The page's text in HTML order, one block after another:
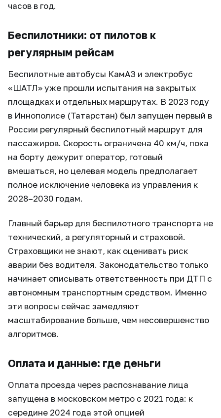
часов в год.
Беспилотники: от пилотов к
регулярным рейсам
Беспилотные автобусы КамАЗ и электробус
«ШАТЛ» уже прошли испытания на закрытых
площадках и отдельных маршрутах. В 2023 году
в Иннополисе (Татарстан) был запущен первый в
России регулярный беспилотный маршрут для
пассажиров. Скорость ограничена 40 км/ч, пока
на борту дежурит оператор, готовый
вмешаться, но целевая модель предполагает
полное исключение человека из управления к
2028–2030 годам.
Главный барьер для беспилотного транспорта не
технический, а регуляторный и страховой.
Страховщики не знают, как оценивать риск
аварии без водителя. Законодательство только
начинает описывать ответственность при ДТП с
автономным транспортным средством. Именно
эти вопросы сейчас замедляют
масштабирование больше, чем несовершенство
алгоритмов.
Оплата и данные: где деньги
Оплата проезда через распознавание лица
запущена в московском метро с 2021 года: к
середине 2024 года этой опцией